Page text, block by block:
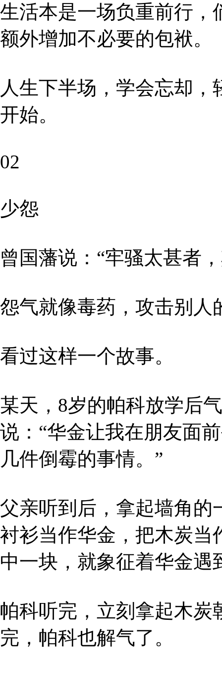
生活本是一场负重前行，
额外增加不必要的包袱。
人生下半场，学会忘却
开始。
02
少怨
曾国藩说：“牢骚太甚者
怨气就像毒药，攻击别人
看过这样一个故事。
某天，8岁的帕科放学后
说：“华金让我在朋友面
几件倒霉的事情。”
父亲听到后，拿起墙角的
衬衫当作华金，把木炭当
中一块，就象征着华金遇
帕科听完，立刻拿起木炭
完，帕科也解气了。